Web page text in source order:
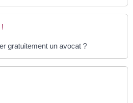
gratuitement un avocat ?